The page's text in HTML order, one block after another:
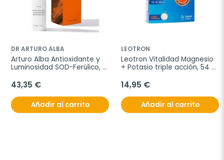
DR ARTURO ALBA
Arturo Alba Antioxidante y
Luminosidad SOD-Ferúlico,
43,35 €
Añadir al carrito
LEOTRON
Leotron Vitalidad Magnesio
+ Potasio triple acción, 54
14,95 €
Añadir al carrito